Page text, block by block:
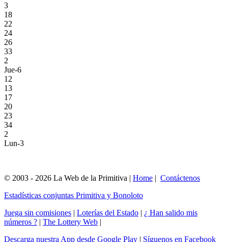
3
18
22
24
26
33
2
Jue-6
12
13
17
20
23
34
2
Lun-3
© 2003 - 2026 La Web de la Primitiva | Home | Contáctenos
Estadísticas conjuntas Primitiva y Bonoloto
Juega sin comisiones | Loterías del Estado | ¿ Han salido mis
números ? | The Lottery Web |
Descarga nuestra App desde Google Play | Síguenos en Facebook